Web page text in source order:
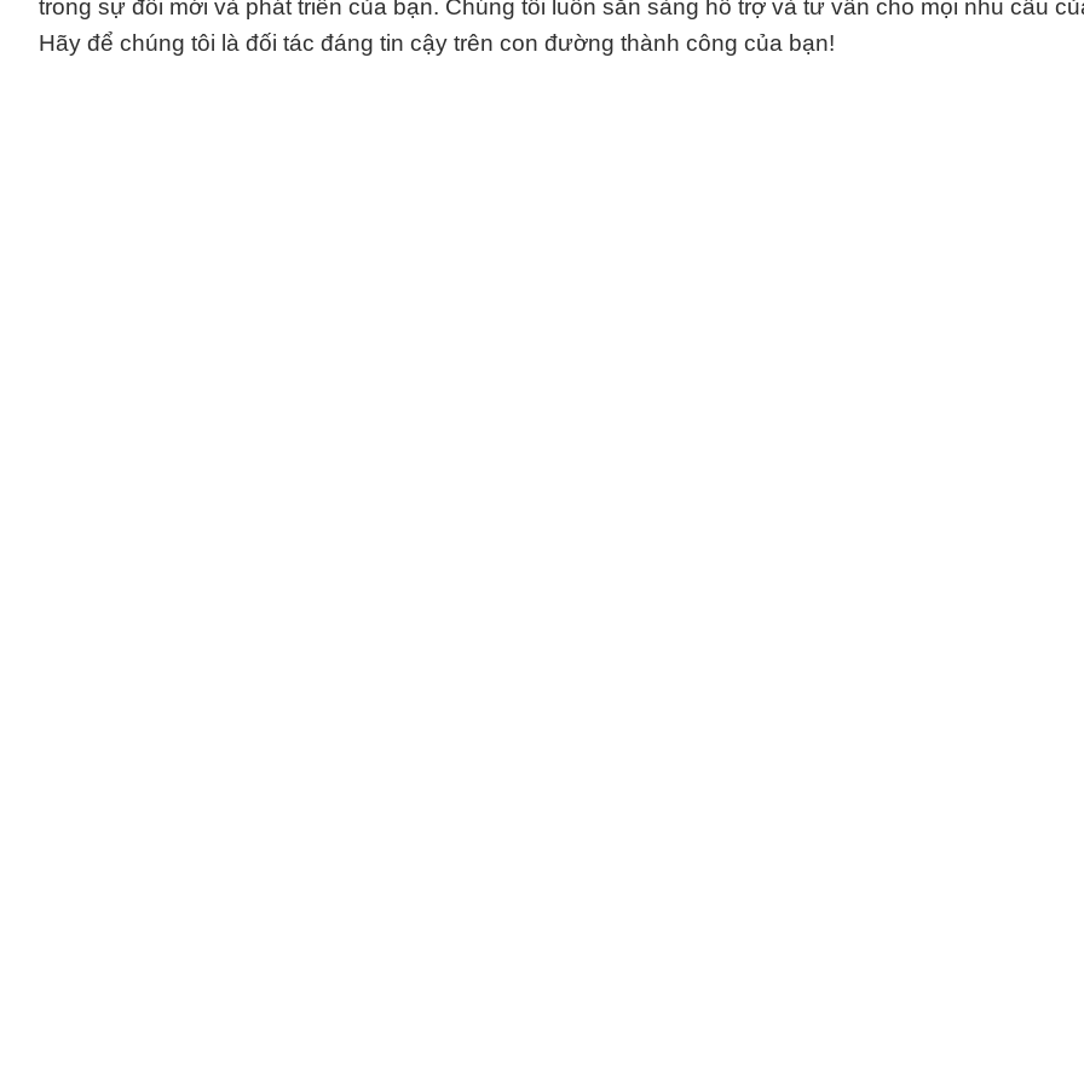
trong sự đổi mới và phát triển của bạn. Chúng tôi luôn sẵn sàng hỗ trợ và tư vấn cho mọi nhu cầu
Hãy để chúng tôi là đối tác đáng tin cậy trên con đường thành công của bạn!